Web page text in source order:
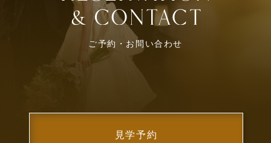
ご予約・お問い合わせ
見学予約